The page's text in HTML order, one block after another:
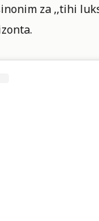
za ‚‚tihi